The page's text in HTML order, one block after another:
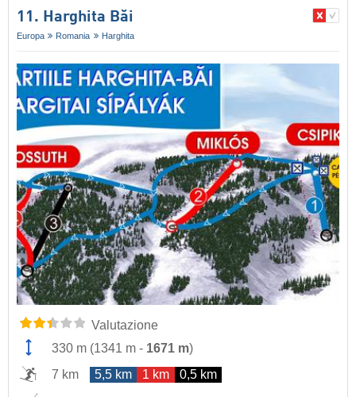
11. Harghita Băi
Europa Romania Harghita
Valutazione
330 m (1341 m - 1671 m)
7 km
5,5 km 1 km 0,5 km